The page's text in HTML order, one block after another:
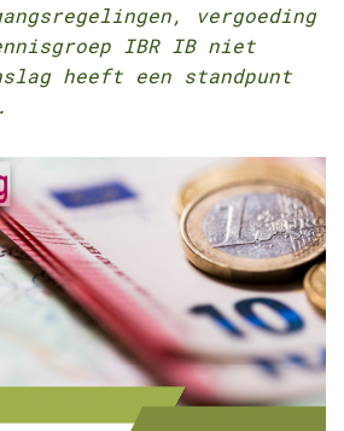
vergoeding
IBR IB niet
heeft een standpunt